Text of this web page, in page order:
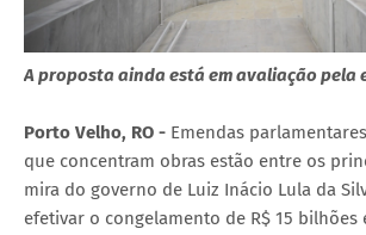
A proposta ainda está em avaliação pela
Porto Velho, RO - Emendas
que concentram obras estão entre os
mira do governo de Luiz Inácio Lula da
efetivar o congelamento de R$ 15 bilhões